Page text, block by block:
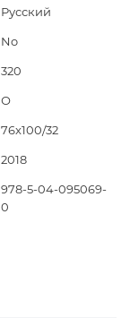
Русский
No
320
О
76x100/32
2018
978-5-04-095069-
0